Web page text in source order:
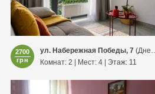
2700
грн
ул. Набережная Победы, 7 (Днепр)
Комнат: 2 | Мест: 4 | Этаж: 11